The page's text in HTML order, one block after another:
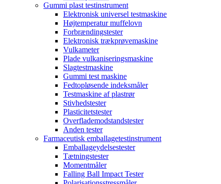
Gummi plast testinstrument
Elektronisk universel testmaskine
Højtemperatur muffelovn
Forbrændingstester
Elektronisk trækprøvemaskine
Vulkameter
Plade vulkaniseringsmaskine
Slagtestmaskine
Gummi test maskine
Fedtopløsende indeksmåler
Testmaskine af plastrør
Stivhedstester
Plasticitetstester
Overflademodstandstester
Anden tester
Farmaceutisk emballagetestinstrument
Emballageydelsestester
Tætningstester
Momentmåler
Falling Ball Impact Tester